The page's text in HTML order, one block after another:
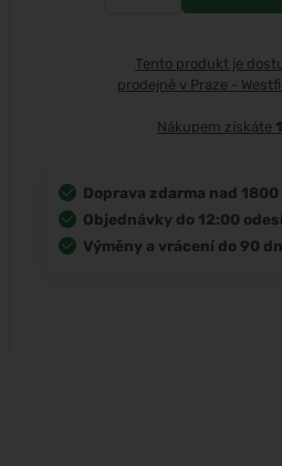
Tento produkt je
prodejně v Praze -
Nákupem získáte
Doprava zdarma nad 1800
Objednávky do 12:00
Výměny a vrácení do 90